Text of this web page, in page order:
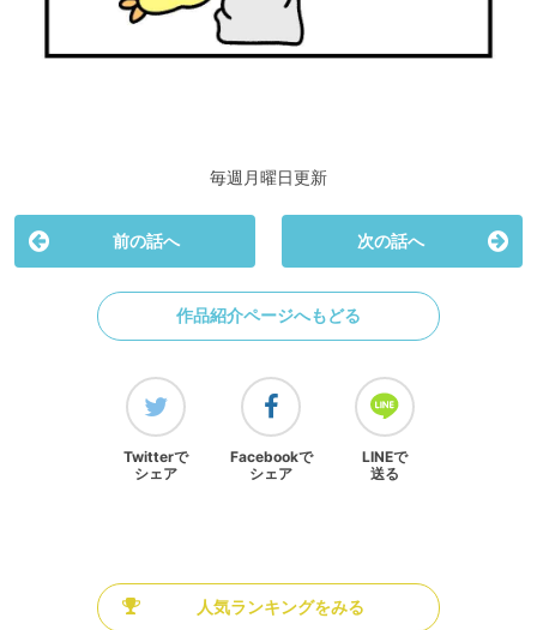
毎週月曜日更新
前の話へ 次の話へ
作品紹介ページへもどる
Twitterで
シェア
Facebookで
シェア
LINEで
送る
人気ランキングをみる